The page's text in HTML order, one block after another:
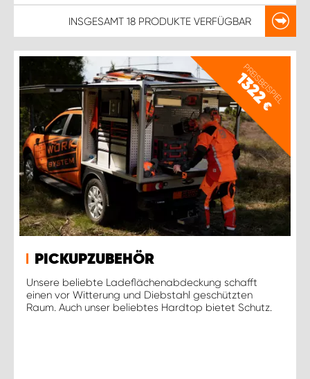
INSGESAMT 18 PRODUKTE VERFÜGBAR
PREISBEISPIEL
1322
€
PICKUPZUBEHÖR
Unsere beliebte Ladeflächenabdeckung schafft
einen vor Witterung und Diebstahl geschützten
Raum. Auch unser beliebtes Hardtop bietet Schutz.